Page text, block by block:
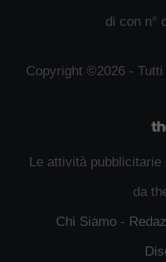
di con n°
Copyright ©2026 -
Le attività
da
Chi Siamo-